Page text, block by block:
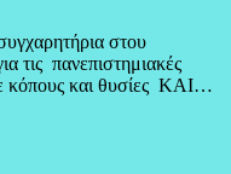
στου
τις πανεπιστημιακές
κόπους και θυσίες ΚΑΙ…